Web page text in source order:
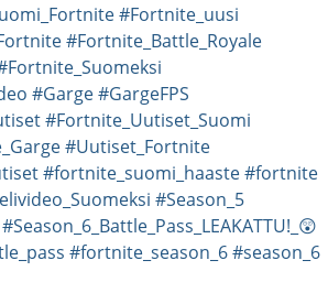
#Fortnite_uusi
#Fortnite_Battle_Royale
#Garge#GargeFPS
#Fortnite_Uutiset_Suomi
#Uutiset_Fortnite
#fortnite_suomi_haaste#fortnite
#Season_5
#Season_6_Battle_Pass_LEAKATTU!_😲
#fortnite_season_6#season_6